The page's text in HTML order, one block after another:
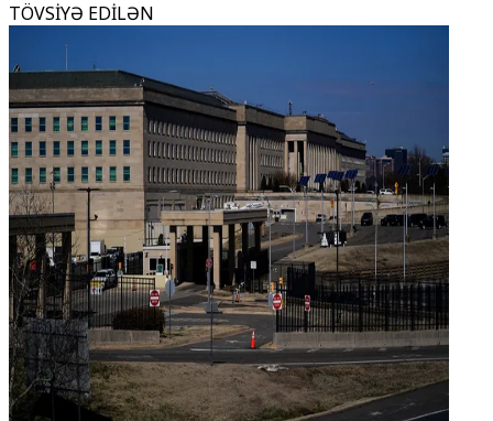
TÖVSİYƏ EDİLƏN